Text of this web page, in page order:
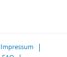
Impressum